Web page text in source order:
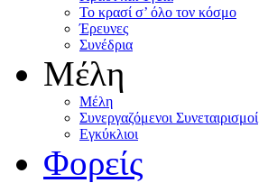
To κρασί σ’ όλο τον κόσμο
Έρευνες
Συνέδρια
Μέλη
Mέλη
Συνεργαζόμενοι Συνεταιρισμοί
Εγκύκλιοι
Φορείς